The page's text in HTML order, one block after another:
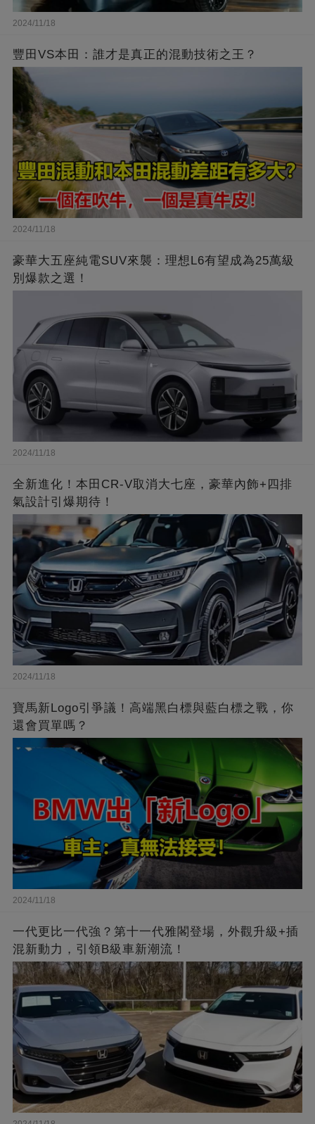
2024/11/18
豐田VS本田：誰才是真正的混動技術之王？
2024/11/18
豪華大五座純電SUV來襲：理想L6有望成為25萬級
別爆款之選！
2024/11/18
全新進化！本田CR-V取消大七座，豪華內飾+四排
氣設計引爆期待！
2024/11/18
寶馬新Logo引爭議！高端黑白標與藍白標之戰，你
還會買單嗎？
2024/11/18
一代更比一代強？第十一代雅閣登場，外觀升級+插
混新動力，引領B級車新潮流！